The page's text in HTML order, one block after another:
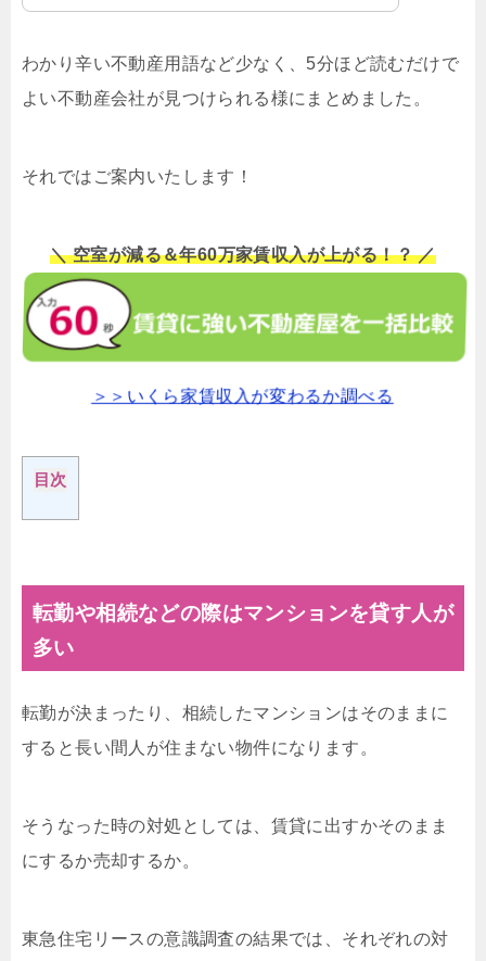
わかり辛い不動産用語など少なく、5分ほど読むだけで
よい不動産会社が見つけられる様にまとめました。
それではご案内いたします！
＼ 空室が減る＆年60万家賃収入が上がる！？ ／
＞＞いくら家賃収入が変わるか調べる
目次
転勤や相続などの際はマンションを貸す人が
多い
転勤が決まったり、相続したマンションはそのままに
すると長い間人が住まない物件になります。
そうなった時の対処としては、賃貸に出すかそのまま
にするか売却するか。
東急住宅リースの意識調査の結果では、それぞれの対